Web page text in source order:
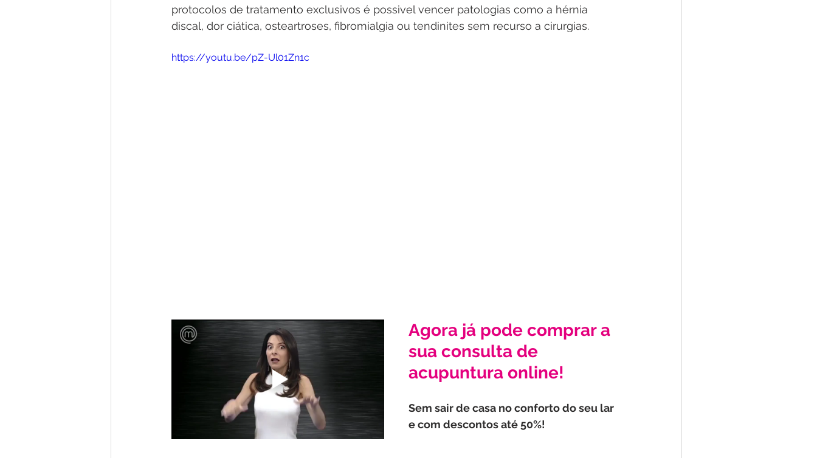
protocolos de tratamento exclusivos é possivel vencer patologias como a hérnia
discal, dor ciática, osteartroses, fibromialgia ou tendinites sem recurso a cirurgias.
https://youtu.be/pZ-Ul01Zn1c
Agora já pode comprar a
sua consulta de
acupuntura online!
Sem sair de casa no conforto do seu lar
e com descontos até 50%!